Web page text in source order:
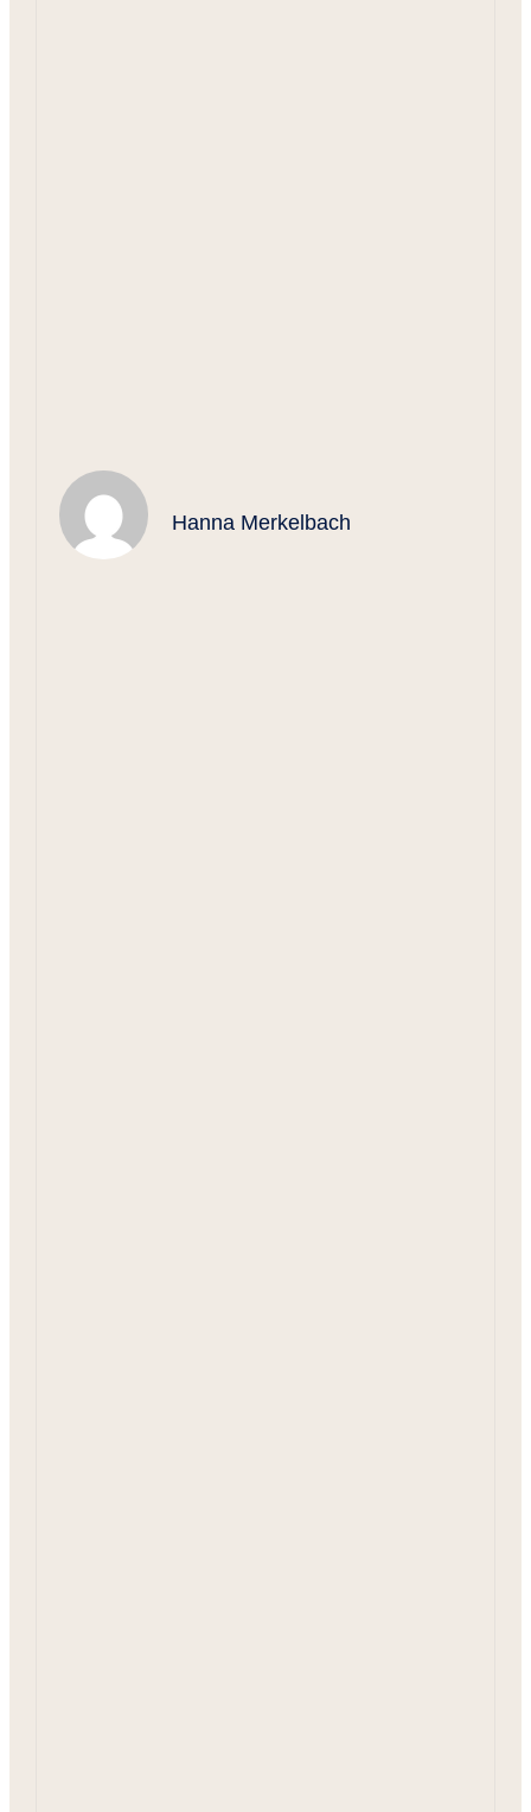
Hanna Merkelbach